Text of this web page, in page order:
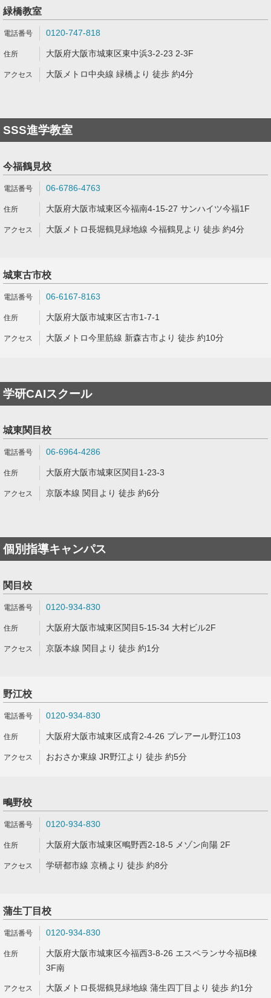
緑橋教室
0120-747-818
大阪府大阪市城東区東中浜3-2-23 2-3F
大阪メトロ中央線 緑橋より 徒歩 約4分
SSS進学教室
今福鶴見校
06-6786-4763
大阪府大阪市城東区今福南4-15-27 サンハイツ今福1F
大阪メトロ長堀鶴見緑地線 今福鶴見より 徒歩 約4分
城東古市校
06-6167-8163
大阪府大阪市城東区古市1-7-1
大阪メトロ今里筋線 新森古市より 徒歩 約10分
学研CAIスクール
城東関目校
06-6964-4286
大阪府大阪市城東区関目1-23-3
京阪本線 関目より 徒歩 約6分
個別指導キャンパス
関目校
0120-934-830
大阪府大阪市城東区関目5-15-34 大村ビル2F
京阪本線 関目より 徒歩 約1分
野江校
0120-934-830
大阪府大阪市城東区成育2-4-26 プレアール野江103
おおさか東線 JR野江より 徒歩 約5分
鴫野校
0120-934-830
大阪府大阪市城東区鴫野西2-18-5 メゾン向陽 2F
学研都市線 京橋より 徒歩 約8分
蒲生丁目校
0120-934-830
大阪府大阪市城東区今福西3-8-26 エスペランサ今福B棟
3F南
大阪メトロ長堀鶴見緑地線 蒲生四丁目より 徒歩 約1分